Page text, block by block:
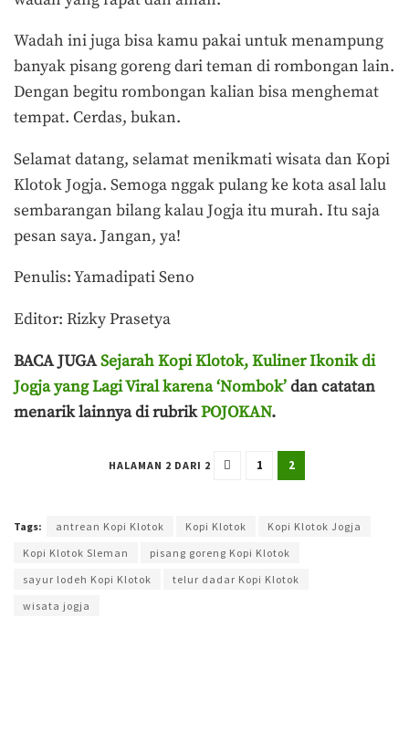
Wadah ini juga bisa kamu pakai untuk menampung
banyak pisang goreng dari teman di rombongan lain.
Dengan begitu rombongan kalian bisa menghemat
tempat. Cerdas, bukan.
Selamat datang, selamat menikmati wisata dan Kopi
Klotok Jogja. Semoga nggak pulang ke kota asal lalu
sembarangan bilang kalau Jogja itu murah. Itu saja
pesan saya. Jangan, ya!
Penulis: Yamadipati Seno
Editor: Rizky Prasetya
BACA JUGASejarah Kopi Klotok, Kuliner Ikonik di
Jogja yang Lagi Viral karena ‘Nombok’dan catatan
menarik lainnya di rubrikPOJOKAN.
HALAMAN 2 DARI 2 1 2
Tags: antrean Kopi Klotok Kopi Klotok
Kopi Klotok Jogja
Kopi Klotok Sleman
pisang goreng Kopi Klotok
sayur lodeh Kopi Klotok
telur dadar Kopi Klotok
wisata jogja